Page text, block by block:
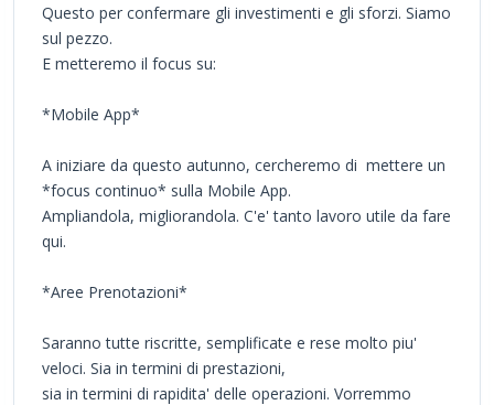
Questo per confermare gli investimenti e gli sforzi. Siamo
sul pezzo.
E metteremo il focus su:
*Mobile App*
A iniziare da questo autunno, cercheremo di mettere un
*focus continuo* sulla Mobile App.
Ampliandola, migliorandola. C'e' tanto lavoro utile da fare
qui.
*Aree Prenotazioni*
Saranno tutte riscritte, semplificate e rese molto piu'
veloci. Sia in termini di prestazioni,
sia in termini di rapidita' delle operazioni. Vorremmo